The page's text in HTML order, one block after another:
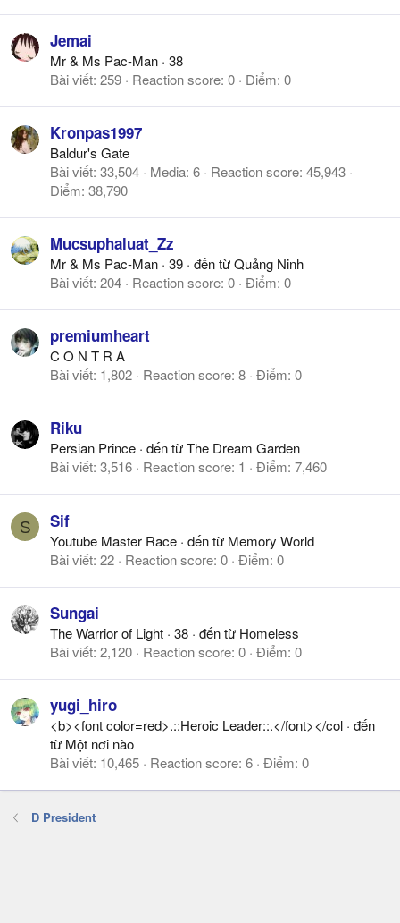
Jemai
Mr & Ms Pac-Man · 38
Bài viết 259 Reaction score 0 Điểm 0
Kronpas1997
Baldur's Gate
Bài viết 33,504 Media 6 Reaction score 45,943
Điểm 38,790
Mucsuphaluat_Zz
Mr & Ms Pac-Man · 39 · đến từQuảng Ninh
Bài viết 204 Reaction score 0 Điểm 0
premiumheart
C O N T R A
Bài viết 1,802 Reaction score 8 Điểm 0
Riku
Persian Prince · đến từThe Dream Garden
Bài viết 3,516 Reaction score 1 Điểm 7,460
S Sif
Youtube Master Race · đến từ Memory World
Bài viết 22 Reaction score 0 Điểm 0
Sungai
The Warrior of Light · 38 · đến từ Homeless
Bài viết 2,120 Reaction score 0 Điểm 0
yugi_hiro
<b><font color=red>.::Heroic Leader::.</font></col · đến
từ Một nơi nào
Bài viết 10,465 Reaction score 6 Điểm 0
D President